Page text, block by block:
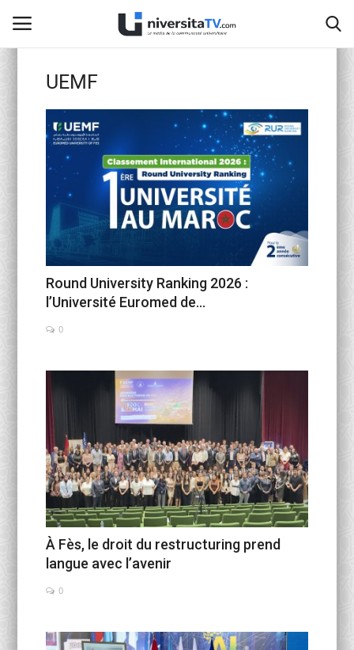
Home
Contact
activités officielles
Education Nationale
Universités Marocaines
Café littéraire de Fès
Activités Para-Universitaires
Gallery
Language
English Français العربية
UEMF
Round University Ranking 2026 :
l’Université Euromed de...
0
À Fès, le droit du restructuring prend
langue avec l’avenir
0